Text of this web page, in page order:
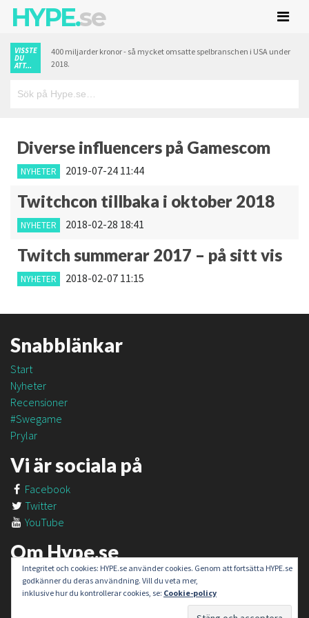
HYPE.se
VISSTE
DU
ATT...
400 miljarder kronor - så mycket omsatte spelbranschen i USA under
2018.
Diverse influencers på Gamescom
NYHETER 2019-07-24 11:44
Twitchcon tillbaka i oktober 2018
NYHETER 2018-02-28 18:41
Twitch summerar 2017 – på sitt vis
NYHETER 2018-02-07 11:15
Snabblänkar
Start
Nyheter
Recensioner
#Swegame
Prylar
Vi är sociala på
Facebook
Twitter
YouTube
Om Hype.se
Om oss
Om #SweGame
Integritet och cookies: HYPE.se använder cookies. Genom att fortsätta HYPE.se
godkänner du deras användning. Vill du veta mer,
inklusive hur du kontrollerar cookies, se: Cookie-policy